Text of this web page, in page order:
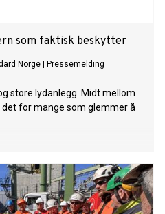
som faktisk beskytter
Norge Pressemelding
store lydanlegg. Midt mellom
det for mange som glemmer å